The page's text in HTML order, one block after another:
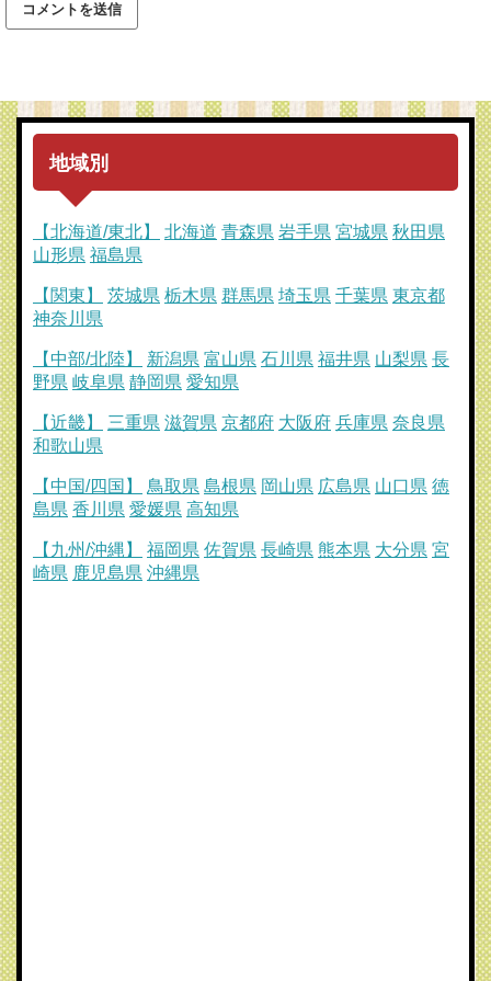
地域別
【北海道/東北】 北海道 青森県 岩手県 宮城県 秋田県
山形県 福島県
【関東】 茨城県 栃木県 群馬県 埼玉県 千葉県 東京都
神奈川県
【中部/北陸】 新潟県 富山県 石川県 福井県 山梨県 長
野県 岐阜県 静岡県 愛知県
【近畿】 三重県 滋賀県 京都府 大阪府 兵庫県 奈良県
和歌山県
【中国/四国】 鳥取県 島根県 岡山県 広島県 山口県 徳
島県 香川県 愛媛県 高知県
【九州/沖縄】 福岡県 佐賀県 長崎県 熊本県 大分県 宮
崎県 鹿児島県 沖縄県